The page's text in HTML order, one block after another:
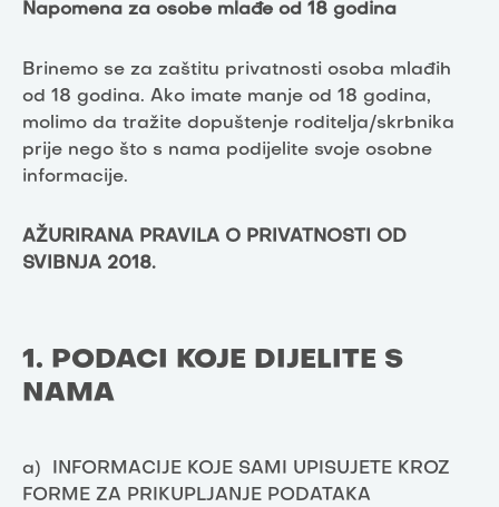
Napomena za osobe mlađe od 18 godina
Brinemo se za zaštitu privatnosti osoba mlađih
od 18 godina. Ako imate manje od 18 godina,
molimo da tražite dopuštenje roditelja/skrbnika
prije nego što s nama podijelite svoje osobne
informacije.
AŽURIRANA PRAVILA O PRIVATNOSTI OD
SVIBNJA 2018.
1. PODACI KOJE DIJELITE S
NAMA
a) INFORMACIJE KOJE SAMI UPISUJETE KROZ
FORME ZA PRIKUPLJANJE PODATAKA